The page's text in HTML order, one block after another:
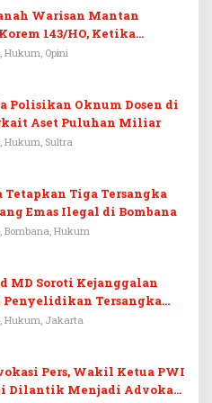
Warisan Mantan
143/HO, Ketika
Arena Pemerasan
Hukum, Opini
Polisikan Oknum Dosen di
Aset Puluhan Miliar
Hukum, Sultra
Tetapkan Tiga Tersangka
Emas Ilegal di Bombana
Bombana, Hukum
MD Soroti Kejanggalan
Tersangka
Hukum, Jakarta
Pers, Wakil Ketua PWI
Dilantik Menjadi Advokat